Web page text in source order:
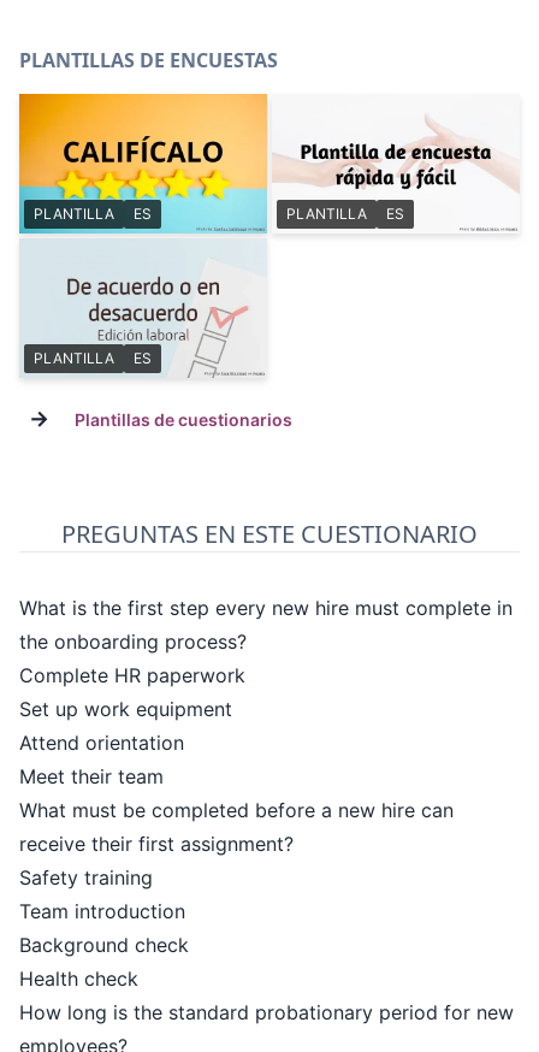
PLANTILLAS DE ENCUESTAS
PLANTILLA ES PLANTILLA ES
PLANTILLA ES
→ Plantillas de cuestionarios
PREGUNTAS EN ESTE CUESTIONARIO
What is the first step every new hire must complete in
the onboarding process?
Complete HR paperwork
Set up work equipment
Attend orientation
Meet their team
What must be completed before a new hire can
receive their first assignment?
Safety training
Team introduction
Background check
Health check
How long is the standard probationary period for new
employees?